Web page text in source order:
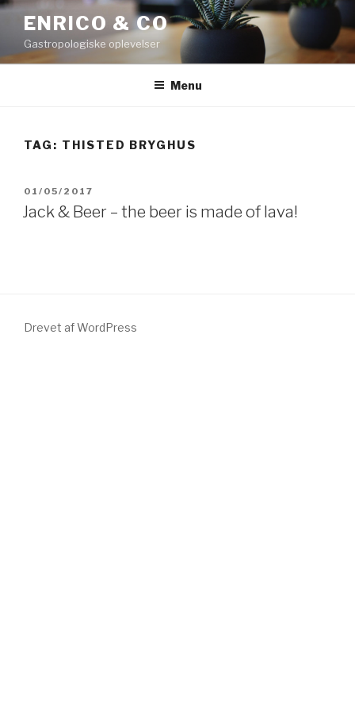
Videre
indhold
ENRICO & CO
Gastropologiske oplevelser
Menu
TAG: THISTED BRYGHUS
UDGIVET
DEN
01/05/2017
Jack & Beer – the beer is made of lava!
Drevet af WordPress